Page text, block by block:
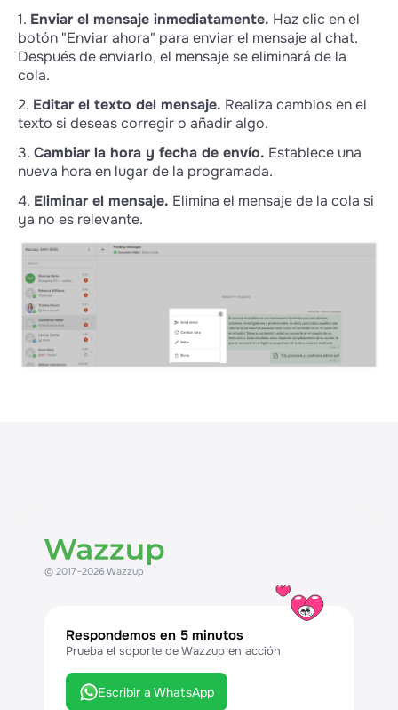
1. Enviar el mensaje inmediatamente. Haz clic en el
botón "Enviar ahora" para enviar el mensaje al chat.
Después de enviarlo, el mensaje se eliminará de la
cola.
2. Editar el texto del mensaje. Realiza cambios en el
texto si deseas corregir o añadir algo.
3. Cambiar la hora y fecha de envío. Establece una
nueva hora en lugar de la programada.
4. Eliminar el mensaje. Elimina el mensaje de la cola si
ya no es relevante.
© 2017–2026 Wazzup
Respondemos en 5 minutos
Prueba el soporte de Wazzup en acción
Escribir a WhatsApp